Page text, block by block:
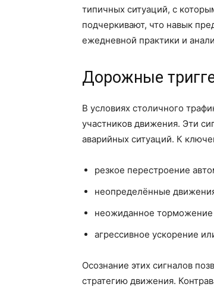
типичных ситуаций, с
подчеркивают, что навык
ежедневной практики и
Дорожные
В условиях столичного
участников движения. Эти
аварийных ситуаций. К
резкое перестроение
неопределённые
неожиданное
агрессивное ускорение
Осознание этих сигналов
стратегию движения.